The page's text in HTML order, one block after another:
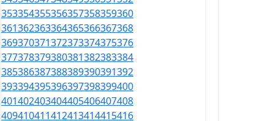
353354355356357358359360
361362363364365366367368
369370371372373374375376
377378379380381382383384
385386387388389390391392
393394395396397398399400
401402403404405406407408
409410411412413414415416